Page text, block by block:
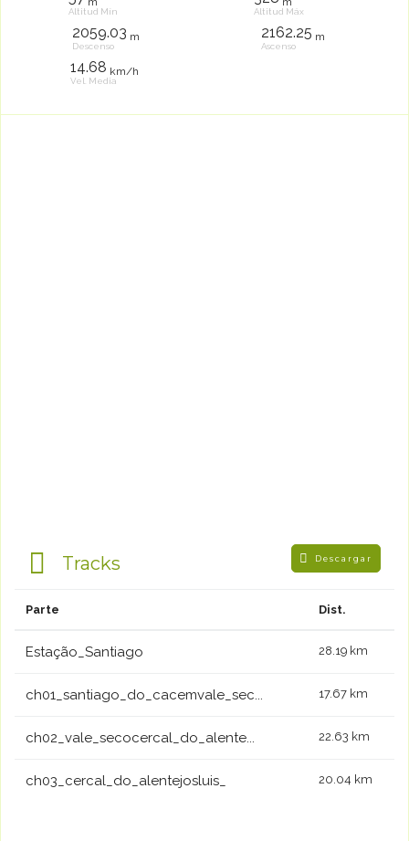
Altitud Mín Altitud Máx
2059.03 m
Descenso
2162.25 m
Ascenso
14.68 km/h
Vel. Media
Tracks Descargar
Parte Dist.
Estação_Santiago 28.19 km
ch01_santiago_do_cacemvale_sec... 17.67 km
ch02_vale_secocercal_do_alente... 22.63 km
ch03_cercal_do_alentejosluis_ 20.04 km